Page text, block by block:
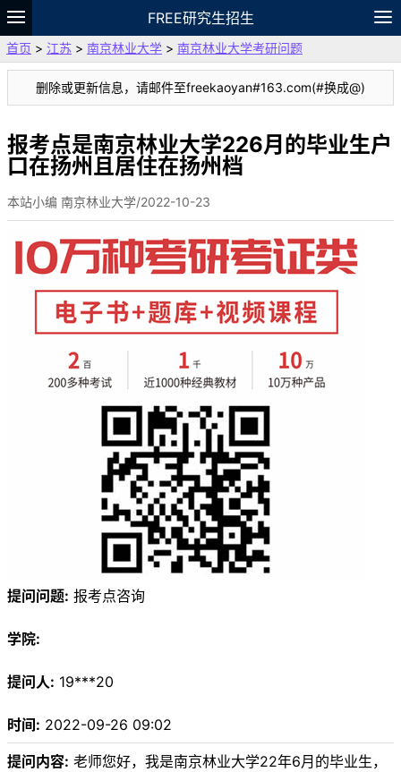
FREE研究生招生
题库
故事 专题 APP 笔记
论坛
VIP
资料
首页 > 江苏 > 南京林业大学 > 南京林业大学考研问题
删除或更新信息，请邮件至freekaoyan#163.com(#换成@)
报考点是南京林业大学226月的毕业生户
口在扬州且居住在扬州档
本站小编 南京林业大学/2022-10-23
提问问题: 报考点咨询
学院:
提问人: 19***20
时间: 2022-09-26 09:02
提问内容: 老师您好，我是南京林业大学22年6月的毕业生，